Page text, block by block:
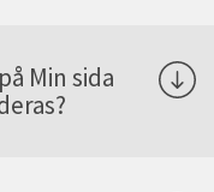
Min sida